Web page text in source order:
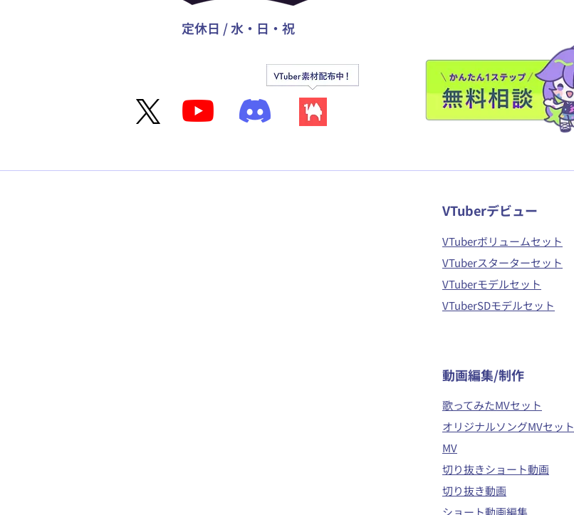
定休日 / 水・日・祝
VTuberデビュー
VTuberボリュームセット
VTuberスターターセット
VTuberモデルセット
VTuberSDモデルセット
​動画編集/制作
歌ってみたMVセット
オリジナルソングMVセット
MV
切り抜きショート動画
切り抜き動画
ショート動画編集